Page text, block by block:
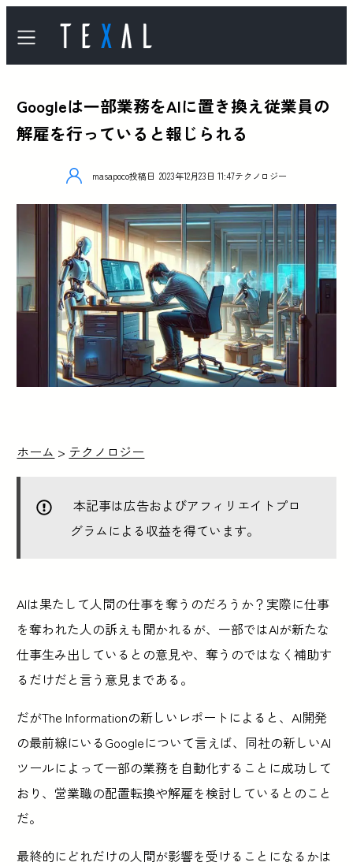
Googleは一部業務をAIに置き換え従業員の
解雇を行っていると報じられる
masapoco投稿日 2023年12月23日 11:47テクノロジー
ホーム > テクノロジー
本記事は広告およびアフィリエイトプロ
グラムによる収益を得ています。
AIは果たして人間の仕事を奪うのだろうか？実際に仕事
を奪われた人の訴えも聞かれるが、一部ではAIが新たな
仕事生み出しているとの意見や、奪うのではなく補助す
るだけだと言う意見まである。
だがThe Informationの新しいレポートによると、AI開発
の最前線にいるGoogleについて言えば、同社の新しいAI
ツールによって一部の業務を自動化することに成功して
おり、営業職の配置転換や解雇を検討しているとのこと
だ。
最終的にどれだけの人間が影響を受けることになるかは